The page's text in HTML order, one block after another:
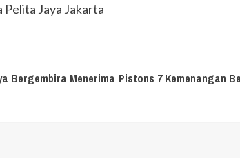
Jaya Jakarta
Bergembira Menerima Pistons 7 Kemenangan